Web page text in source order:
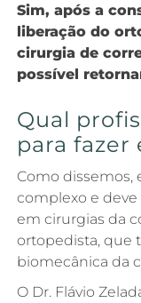
Sim, após a
liberação do
cirurgia de
possível
Qual
para fazer
Como
complexo e
em cirurgias da
ortopedista, que
biomecânica da
O Dr. Flávio